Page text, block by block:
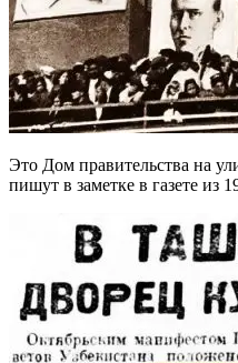
Это Дом правительства на
пишут в заметке в газете из